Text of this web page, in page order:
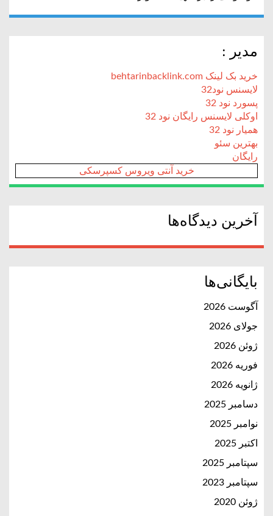
مدیر :
خرید بک لینک behtarinbacklink.com
لایسنس نود32
پسورد نود 32
اوکلی لایسنس رایگان نود 32
همیار نود 32
بهترین سئو
رایگان
خرید آنتی ویروس کسپرسکی
آخرین دیدگاه‌ها
بایگانی‌ها
آگوست 2026
جولای 2026
ژوئن 2026
فوریه 2026
ژانویه 2026
دسامبر 2025
نوامبر 2025
اکتبر 2025
سپتامبر 2025
سپتامبر 2023
ژوئن 2020